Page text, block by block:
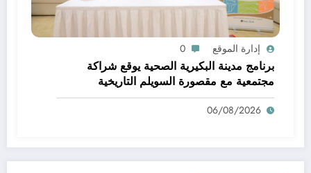
إدارة الموقع 0
برنامج مدينة البكيرية الصحية يوقع شراكة
مجتمعية مع مقصورة السويلم التاريخية
06/08/2026